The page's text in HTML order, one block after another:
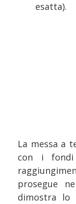
esatta).
La messa a
con i fondi
prosegue
dimostra lo